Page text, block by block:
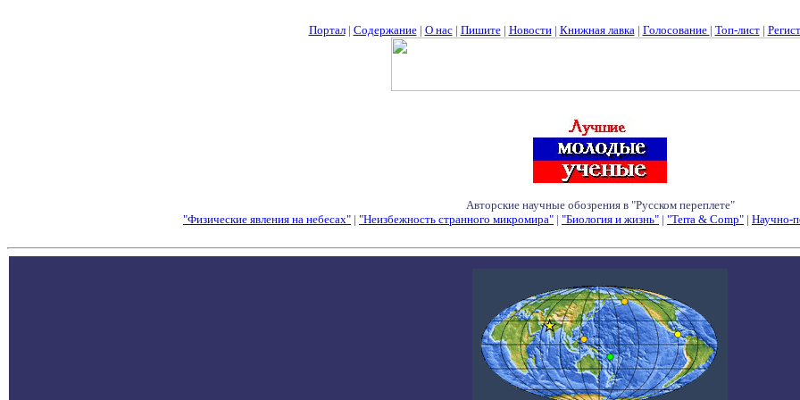
Портал| Содержание| О нас| Пишите| Новости| Книжная лавка| Голосование | Топ-лист|
Авторские научные обозрения в "Русском переплете"
"Физические явления на небесах" | "Неизбежность странного микромира" | "Биология и жизнь" | "Terra & Comp" | Научно-